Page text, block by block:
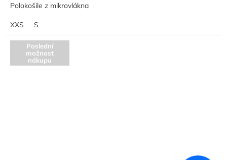
Polokošile z mikrovlákna
XXS S
Poslední
možnost
nákupu